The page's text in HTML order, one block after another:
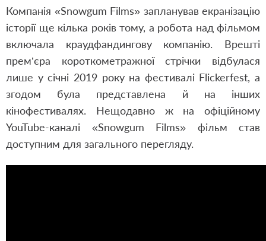
Компанія «Snowgum Films» запланував екранізацію
історії ще кілька років тому, а робота над фільмом
включала краудфандингову компанію. Врешті
прем’єра короткометражної стрічки відбулася
лише у січні 2019 року на фестивалі Flickerfest, а
згодом була представлена й на інших
кінофестивалях. Нещодавно ж на офіційному
YouTube-каналі «Snowgum Films» фільм став
доступним для загального перегляду.